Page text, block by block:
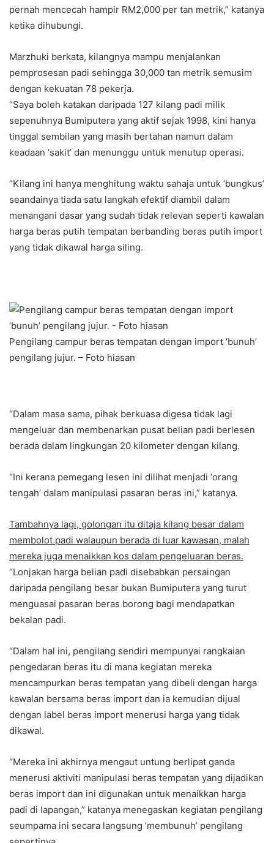
pernah mencecah hampir RM2,000 per tan metrik,” katanya
ketika dihubungi.
Marzhuki berkata, kilangnya mampu menjalankan
pemprosesan padi sehingga 30,000 tan metrik semusim
dengan kekuatan 78 pekerja.
“Saya boleh katakan daripada 127 kilang padi milik
sepenuhnya Bumiputera yang aktif sejak 1998, kini hanya
tinggal sembilan yang masih bertahan namun dalam
keadaan ‘sakit’ dan menunggu untuk menutup operasi.
“Kilang ini hanya menghitung waktu sahaja untuk ‘bungkus’
seandainya tiada satu langkah efektif diambil dalam
menangani dasar yang sudah tidak relevan seperti kawalan
harga beras putih tempatan berbanding beras putih import
yang tidak dikawal harga siling.
Pengilang campur beras tempatan dengan import ‘bunuh’
pengilang jujur. – Foto hiasan
“Dalam masa sama, pihak berkuasa digesa tidak lagi
mengeluar dan membenarkan pusat belian padi berlesen
berada dalam lingkungan 20 kilometer dengan kilang.
“Ini kerana pemegang lesen ini dilihat menjadi ‘orang
tengah’ dalam manipulasi pasaran beras ini,” katanya.
Tambahnya lagi, golongan itu ditaja kilang besar dalam
membolot padi walaupun berada di luar kawasan, malah
mereka juga menaikkan kos dalam pengeluaran beras.
“Lonjakan harga belian padi disebabkan persaingan
daripada pengilang besar bukan Bumiputera yang turut
menguasai pasaran beras borong bagi mendapatkan
bekalan padi.
“Dalam hal ini, pengilang sendiri mempunyai rangkaian
pengedaran beras itu di mana kegiatan mereka
mencampurkan beras tempatan yang dibeli dengan harga
kawalan bersama beras import dan ia kemudian dijual
dengan label beras import menerusi harga yang tidak
dikawal.
“Mereka ini akhirnya mengaut untung berlipat ganda
menerusi aktiviti manipulasi beras tempatan yang dijadikan
beras import dan ini digunakan untuk menaikkan harga
padi di lapangan,” katanya menegaskan kegiatan pengilang
seumpama ini secara langsung ‘membunuh’ pengilang